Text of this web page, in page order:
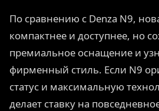
По сравнению с Denza N9,
компактнее и доступнее, но
премиальное оснащение и
фирменный стиль. Если N9
статус и максимальную
делает ставку на